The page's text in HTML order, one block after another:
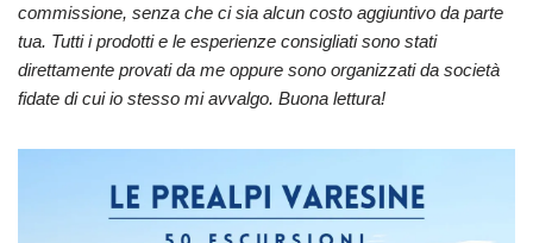
commissione, senza che ci sia alcun costo aggiuntivo da parte
tua. Tutti i prodotti e le esperienze consigliati sono stati
direttamente provati da me oppure sono organizzati da società
fidate di cui io stesso mi avvalgo. Buona lettura!